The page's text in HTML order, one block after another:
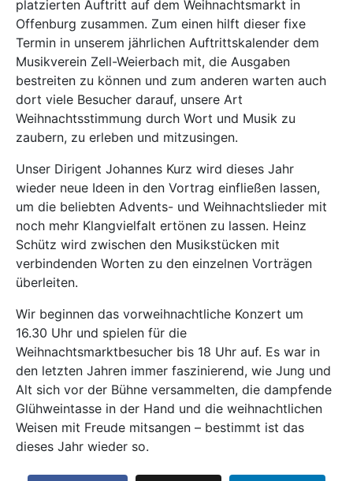
platzierten Auftritt auf dem Weihnachtsmarkt in
Offenburg zusammen. Zum einen hilft dieser fixe
Termin in unserem jährlichen Auftrittskalender dem
Musikverein Zell-Weierbach mit, die Ausgaben
bestreiten zu können und zum anderen warten auch
dort viele Besucher darauf, unsere Art
Weihnachtsstimmung durch Wort und Musik zu
zaubern, zu erleben und mitzusingen.
Unser Dirigent Johannes Kurz wird dieses Jahr
wieder neue Ideen in den Vortrag einfließen lassen,
um die beliebten Advents- und Weihnachtslieder mit
noch mehr Klangvielfalt ertönen zu lassen. Heinz
Schütz wird zwischen den Musikstücken mit
verbindenden Worten zu den einzelnen Vorträgen
überleiten.
Wir beginnen das vorweihnachtliche Konzert um
16.30 Uhr und spielen für die
Weihnachtsmarktbesucher bis 18 Uhr auf. Es war in
den letzten Jahren immer faszinierend, wie Jung und
Alt sich vor der Bühne versammelten, die dampfende
Glühweintasse in der Hand und die weihnachtlichen
Weisen mit Freude mitsangen – bestimmt ist das
dieses Jahr wieder so.